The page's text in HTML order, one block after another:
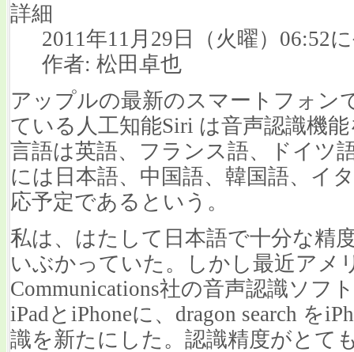
詳細
2011年11月29日（火曜）06:52
作者: 松田卓也
アップルの最新のスマートフォン
ている人工知能Siri は音声認識機
言語は英語、フランス語、ドイツ
には日本語、中国語、韓国語、イ
応予定であるという。
私は、はたして日本語で十分な精
いぶかっていた。しかし最近アメ
Communications社の音声認識ソフ
iPadとiPhoneに、dragon search を
識を新たにした。認識精度がとて